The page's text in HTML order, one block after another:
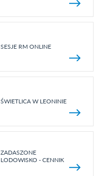
SESJE RM ONLINE
ŚWIETLICA W LEONINIE
ZADASZONE
LODOWISKO - CENNIK